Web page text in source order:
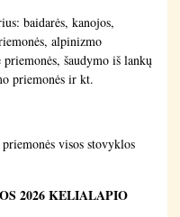
baidarės, kanojos,
alpinizmo
šaudymo iš lankų
priemonės ir kt.
visos stovyklos
2026 KELIALAPIO